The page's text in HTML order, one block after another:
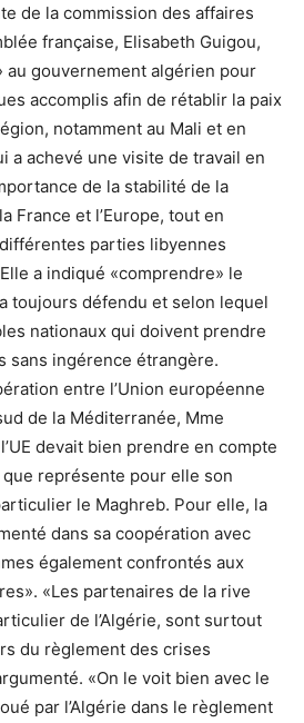
de la commission des affaires
française, Elisabeth Guigou,
au gouvernement algérien pour
accomplis afin de rétablir la paix
notamment au Mali et en
a achevé une visite de travail en
de la stabilité de la
France et l’Europe, tout en
parties libyennes
a indiqué «comprendre» le
toujours défendu et selon lequel
nationaux qui doivent prendre
sans ingérence étrangère.
entre l’Union européenne
de la Méditerranée, Mme
devait bien prendre en compte
représente pour elle son
le Maghreb. Pour elle, la
dans sa coopération avec
également confrontés aux
«Les partenaires de la rive
de l’Algérie, sont surtout
du règlement des crises
«On le voit bien avec le
par l’Algérie dans le règlement